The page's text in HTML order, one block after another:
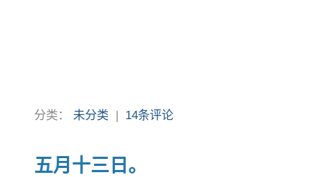
分类： 未分类 | 14条评论
五月十三日。